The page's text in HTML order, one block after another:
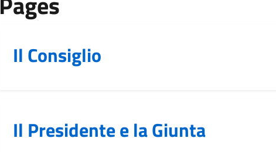
Il Consiglio
Il Presidente e la Giunta